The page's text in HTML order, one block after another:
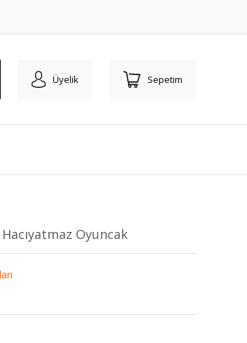
Üyelik Sepetim
Oyuncak